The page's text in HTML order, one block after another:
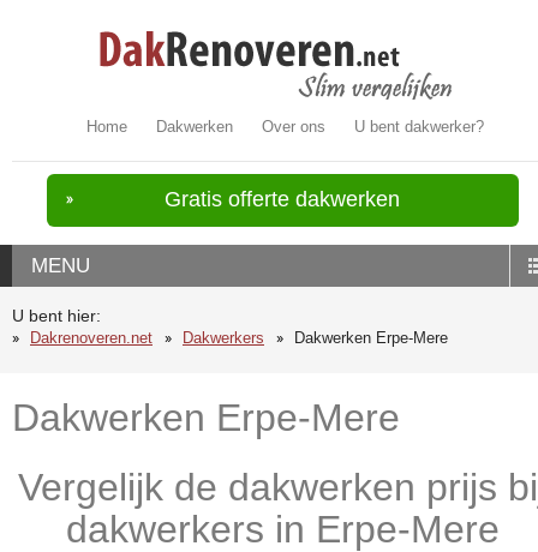
Home Dakwerken Over ons U bent dakwerker?
Gratis offerte dakwerken
MENU
U bent hier:
Dakrenoveren.net
Dakwerkers Dakwerken Erpe-Mere
Dakwerken Erpe-Mere
Vergelijk de dakwerken prijs
dakwerkers in Erpe-Mere